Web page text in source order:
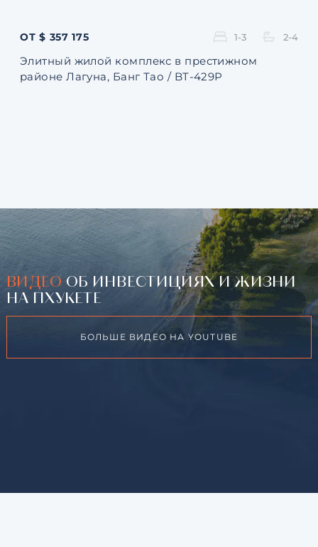
ОТ $ 357 175 1-3 2-4
Элитный жилой комплекс в престижном
районе Лагуна, Банг Тао / BT-429P
ВИДЕО ОБ ИНВЕСТИЦИЯХ И ЖИЗНИ
НА ПХУКЕТЕ
БОЛЬШЕ ВИДЕО НА YOUTUBE